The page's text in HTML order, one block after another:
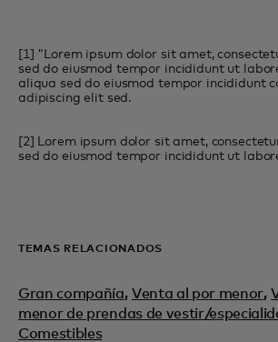
[1] "Lorem ipsum dolor sit amet,
sed do eiusmod tempor incididunt ut
aliqua sed do eiusmod tempor incididunt
adipiscing elit sed.
[2] Lorem ipsum dolor sit amet,
sed do eiusmod tempor incididunt ut
TEMAS RELACIONADOS
Gran compañía, Venta al por menor,
menor de prendas de vestir/
Comestibles